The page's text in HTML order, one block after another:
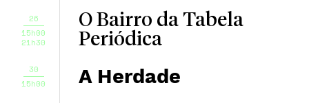
26
15h00
21h30
O Bairro da Tabela
Periódica
30
15h00
A Herdade